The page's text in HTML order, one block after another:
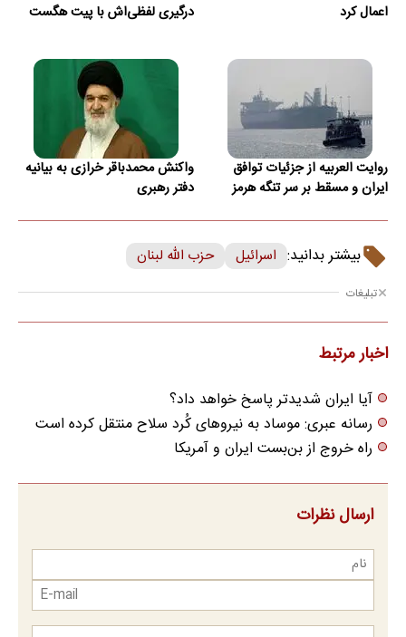
اعمال کرد
درگیری لفظی‌اش با پیت هگست
روایت العربیه از جزئیات توافق
ایران و مسقط بر سر تنگه هرمز
واکنش محمدباقر خرازی به بیانیه
دفتر رهبری
بیشتر بدانید: اسرائیل حزب الله لبنان
تبلیغات
اخبار مرتبط
آیا ایران شدیدتر پاسخ‌ خواهد داد؟
رسانه عبری: موساد به نیروهای کُرد سلاح منتقل کرده است
راه خروج از بن‌بست ایران و آمریکا
ارسال نظرات